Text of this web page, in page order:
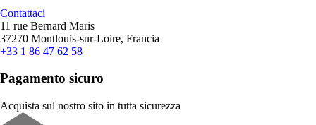
Contattaci
11 rue Bernard Maris
37270 Montlouis-sur-Loire, Francia
+33 1 86 47 62 58
Pagamento sicuro
Acquista sul nostro sito in tutta sicurezza